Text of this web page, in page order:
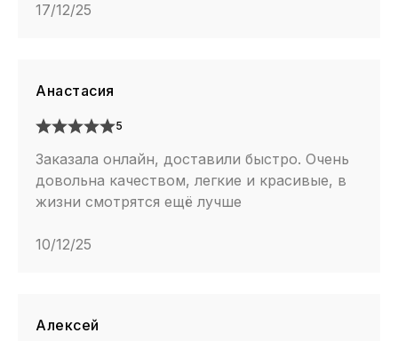
17/12/25
Анастасия
5
Заказала онлайн, доставили быстро. Очень
довольна качеством, легкие и красивые, в
жизни смотрятся ещё лучше
10/12/25
Алексей